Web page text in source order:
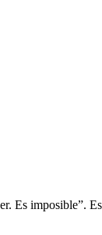
Es imposible”.